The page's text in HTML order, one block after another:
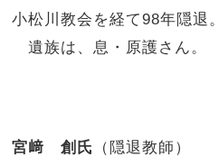
小松川教会を経て98年隠退。
遺族は、息・原護さん。
宮﨑 創氏
（隠退教師）